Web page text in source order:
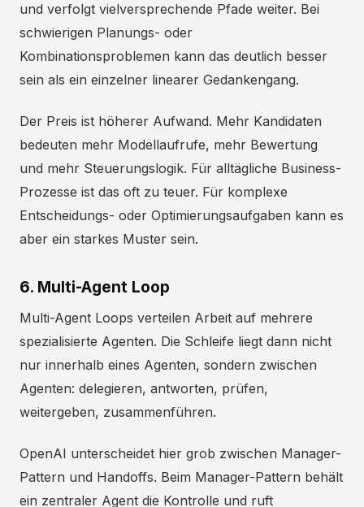
und verfolgt vielversprechende Pfade weiter. Bei
schwierigen Planungs- oder
Kombinationsproblemen kann das deutlich besser
sein als ein einzelner linearer Gedankengang.
Der Preis ist höherer Aufwand. Mehr Kandidaten
bedeuten mehr Modellaufrufe, mehr Bewertung
und mehr Steuerungslogik. Für alltägliche Business-
Prozesse ist das oft zu teuer. Für komplexe
Entscheidungs- oder Optimierungsaufgaben kann es
aber ein starkes Muster sein.
6. Multi-Agent Loop
Multi-Agent Loops verteilen Arbeit auf mehrere
spezialisierte Agenten. Die Schleife liegt dann nicht
nur innerhalb eines Agenten, sondern zwischen
Agenten: delegieren, antworten, prüfen,
weitergeben, zusammenführen.
OpenAI unterscheidet hier grob zwischen Manager-
Pattern und Handoffs. Beim Manager-Pattern behält
ein zentraler Agent die Kontrolle und ruft